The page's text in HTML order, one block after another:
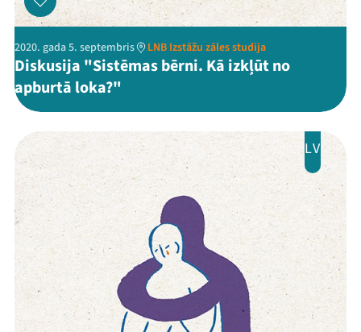
2020. gada 5. septembris LNB Izstāžu zāles studija
Diskusija "Sistēmas bērni. Kā izkļūt no
apburtā loka?"
LV